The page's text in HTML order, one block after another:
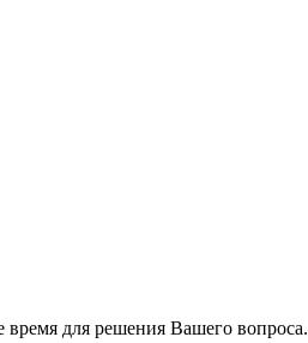
для решения Вашего вопроса.